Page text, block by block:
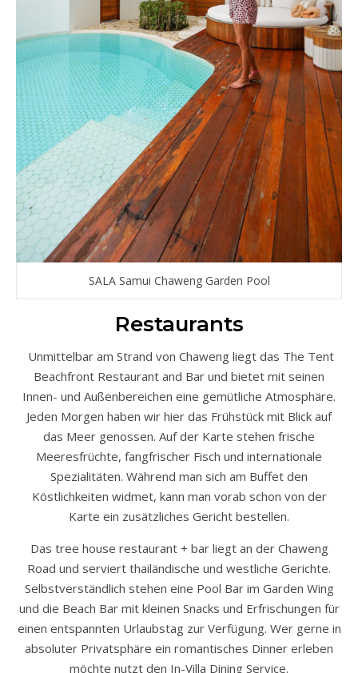
SALA Samui Chaweng Garden Pool
Restaurants
Unmittelbar am Strand von Chaweng liegt das The Tent
Beachfront Restaurant and Bar und bietet mit seinen
Innen- und Außenbereichen eine gemütliche Atmosphäre.
Jeden Morgen haben wir hier das Frühstück mit Blick auf
das Meer genossen. Auf der Karte stehen frische
Meeresfrüchte, fangfrischer Fisch und internationale
Spezialitäten. Während man sich am Buffet den
Köstlichkeiten widmet, kann man vorab schon von der
Karte ein zusätzliches Gericht bestellen.
Das tree house restaurant + bar liegt an der Chaweng
Road und serviert thailändische und westliche Gerichte.
Selbstverständlich stehen eine Pool Bar im Garden Wing
und die Beach Bar mit kleinen Snacks und Erfrischungen für
einen entspannten Urlaubstag zur Verfügung. Wer gerne in
absoluter Privatsphäre ein romantisches Dinner erleben
möchte nutzt den In-Villa Dining Service.